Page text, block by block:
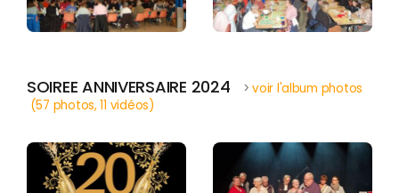
SOIREE ANNIVERSAIRE 2024 >voir l'album photos
(57 photos, 11 vidéos)